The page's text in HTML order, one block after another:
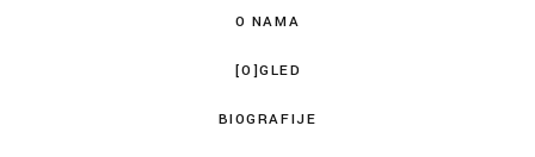
O NAMA
[O]GLED
BIOGRAFIJE